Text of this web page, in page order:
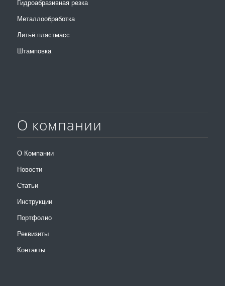
Гидроабразивная резка
Металлообработка
Литьё пластмасс
Штамповка
О компании
О Компании
Новости
Статьи
Инструкции
Портфолио
Реквизиты
Контакты